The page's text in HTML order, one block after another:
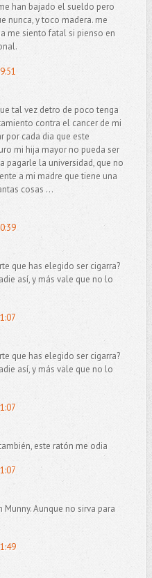
han bajado el sueldo pero
nunca, y toco madera. me
me siento fatal si pienso en
tal vez detro de poco tenga
contra el cancer de mi
por cada dia que este
mi hija mayor no pueda ser
pagarle la universidad, que no
a mi madre que tiene una
cosas ...
que has elegido ser cigarra?
así, y más vale que no lo
que has elegido ser cigarra?
así, y más vale que no lo
este ratón me odia
Aunque no sirva para